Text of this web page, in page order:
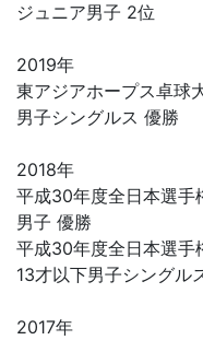
ジュニア男子 2位
2019年
東アジアホープス卓球
男子シングルス 優勝
2018年
平成30年度全日本選手
男子 優勝
平成30年度全日本選手
13才以下男子シングル
2017年